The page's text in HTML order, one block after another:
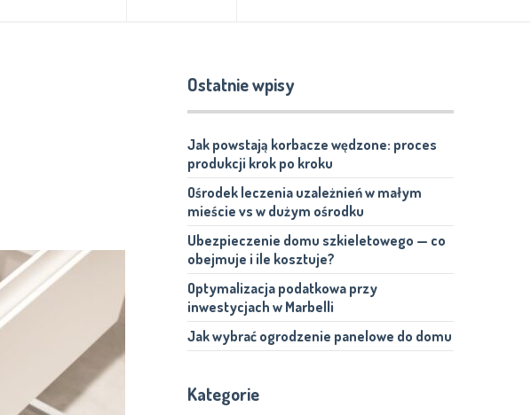
Ostatnie wpisy
Jak powstają korbacze wędzone: proces
produkcji krok po kroku
Ośrodek leczenia uzależnień w małym
mieście vs w dużym ośrodku
Ubezpieczenie domu szkieletowego — co
obejmuje i ile kosztuje?
Optymalizacja podatkowa przy
inwestycjach w Marbelli
Jak wybrać ogrodzenie panelowe do domu
Kategorie